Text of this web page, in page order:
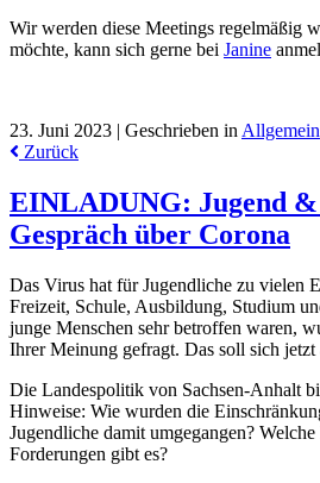
Wir werden diese Meetings regelmäßig
möchte, kann sich gerne bei Janine
23. Juni 2023 | Geschrieben inAllgemein
Zurück
EINLADUNG: Jugend
Gespräch über Corona
Das Virus hat für Jugendliche zu vielen
Freizeit, Schule, Ausbildung, Studium
junge Menschen sehr betroffen waren,
Ihrer Meinung gefragt. Das soll sich jetzt
Die Landespolitik von Sachsen-Anhalt
Hinweise: Wie wurden die
Jugendliche damit umgegangen?
Forderungen gibt es?